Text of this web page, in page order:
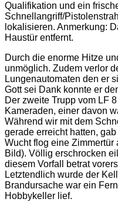
Qualifikation und ein
Schnellangriff/
lokalisieren. Anmerkung:
Haustür entfernt.
Durch die enorme Hitze
unmöglich. Zudem verlor
Lungenautomaten den er
Gott sei Dank konnte er
Der zweite Trupp vom LF
Kameraden, einer davon
Während wir mit dem
gerade erreicht hatten,
Wucht flog eine
Bild). Völlig erschrocken
diesem Vorfall betrat
Letztendlich wurde der
Brandursache war ein
Hobbykeller lief.